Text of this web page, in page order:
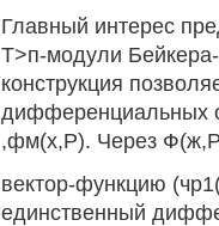
Главный интерес
Т>п-модули
конструкция
дифференциальных
,фм(х,Р). Через
вектор-функцию
единственный